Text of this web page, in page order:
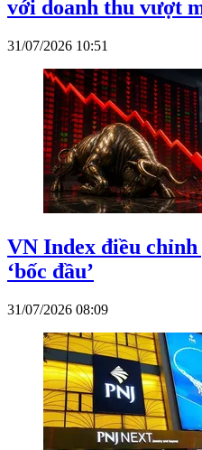
với doanh thu vượt
31/07/2026 10:51
VN Index điều chỉnh
‘bốc đầu’
31/07/2026 08:09